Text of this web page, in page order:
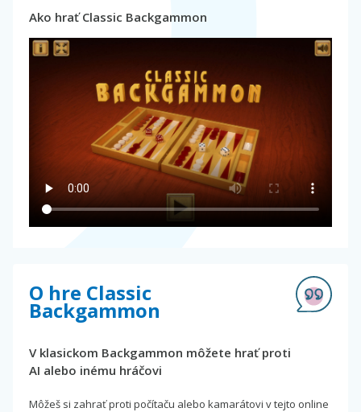
Ako hrať Classic Backgammon
O hre Classic
Backgammon
V klasickom Backgammon môžete hrať proti
AI alebo inému hráčovi
Môžeš si zahrať proti počítaču alebo kamarátovi v tejto online